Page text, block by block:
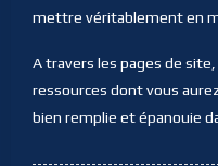
mettre véritablement en
A travers les pages de
ressources dont vous
bien remplie et épanouie